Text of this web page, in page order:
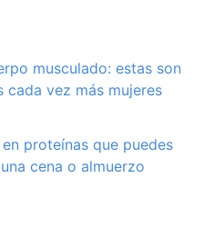
musculado: estas son
cada vez más mujeres
proteínas que puedes
cena o almuerzo